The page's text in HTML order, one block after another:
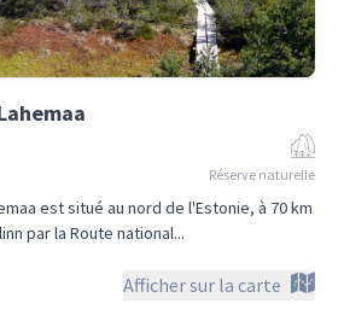
Réserve naturelle
est situé au nord de l'Estonie, à 70 km
par la Route national...
Afficher sur la carte